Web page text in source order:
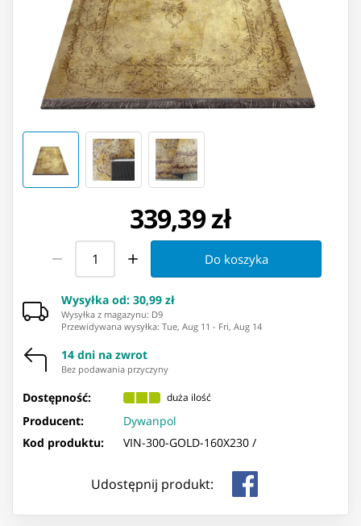
339,39 zł
Do koszyka
Wysyłka od: 30,99 zł
Wysyłka z magazynu: ⁨D9⁩
Przewidywana wysyłka: Tue, Aug 11 - Fri, Aug 14
14 dni na zwrot
Bez podawania przyczyny
Dostępność: duża ilość
Producent:
Dywanpol
Kod produktu:
VIN-300-GOLD-160X230 /
Udostępnij produkt: